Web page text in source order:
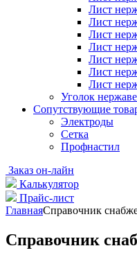
Лист
Лист
Лист
Лист
Лист
Лист
Лист
Уголок
Cопутствующие
Электроды
Сетка
Профнастил
Заказ он-лайн
Калькулятор
Прайс-лист
ГлавнаяСправочник
Справочник